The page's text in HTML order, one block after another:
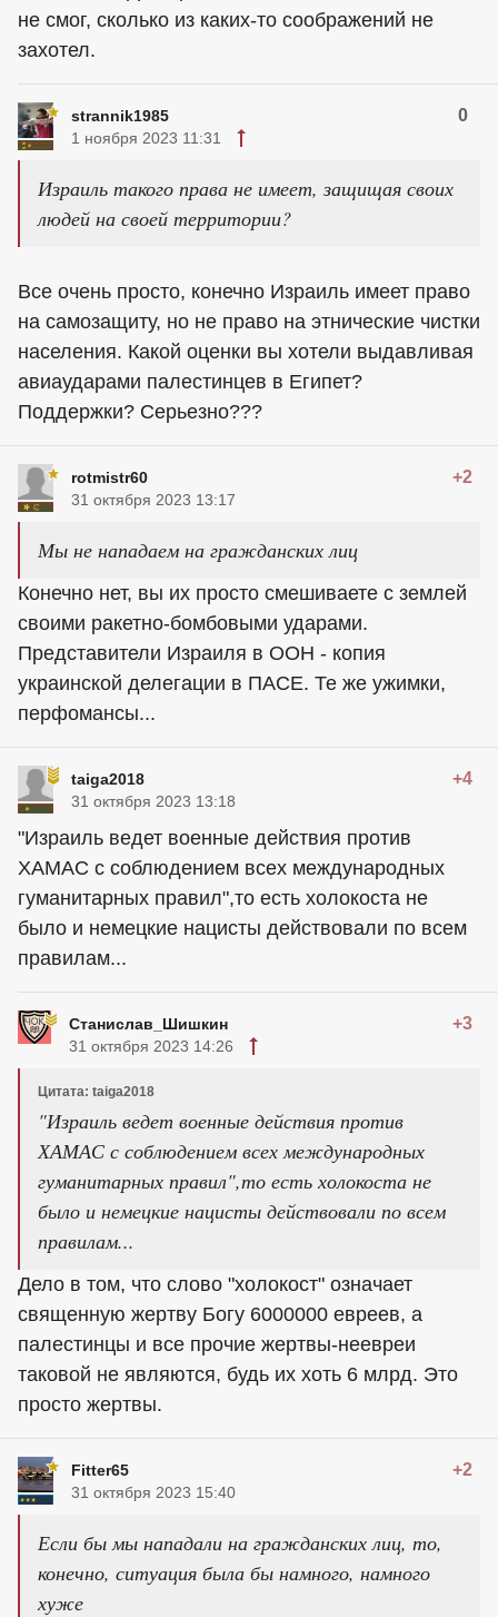
не смог, сколько из каких-то соображений не
захотел.
strannik1985 0
1 ноября 2023 11:31
Израиль такого права не имеет, защищая своих
людей на своей территории?
Все очень просто, конечно Израиль имеет право
на самозащиту, но не право на этнические чистки
населения. Какой оценки вы хотели выдавливая
авиаударами палестинцев в Египет?
Поддержки? Серьезно???
rotmistr60 +2
31 октября 2023 13:17
Мы не нападаем на гражданских лиц
Конечно нет, вы их просто смешиваете с землей
своими ракетно-бомбовыми ударами.
Представители Израиля в ООН - копия
украинской делегации в ПАСЕ. Те же ужимки,
перфомансы...
taiga2018 +4
31 октября 2023 13:18
"Израиль ведет военные действия против
ХАМАС с соблюдением всех международных
гуманитарных правил",то есть холокоста не
было и немецкие нацисты действовали по всем
правилам...
Станислав_Шишкин +3
31 октября 2023 14:26
Цитата: taiga2018
"Израиль ведет военные действия против
ХАМАС с соблюдением всех международных
гуманитарных правил",то есть холокоста не
было и немецкие нацисты действовали по всем
правилам...
Дело в том, что слово "холокост" означает
священную жертву Богу 6000000 евреев, а
палестинцы и все прочие жертвы-неевреи
таковой не являются, будь их хоть 6 млрд. Это
просто жертвы.
Fitter65 +2
31 октября 2023 15:40
Если бы мы нападали на гражданских лиц, то,
конечно, ситуация была бы намного, намного
хуже